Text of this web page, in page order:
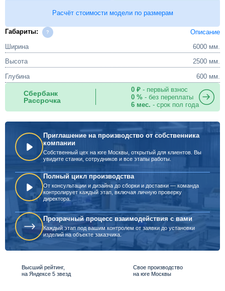
Расчёт стоимости модели по размерам
Габариты:
Описание
Ширина
6000 мм.
Высота
2500 мм.
Глубина
600 мм.
Сбербанк
Рассрочка
0 ₽- первый взнос
0 %- без переплаты
6 мес. - срок пол года
Приглашение на производство от собственника
компании
Собственный цех на юге Москвы, открытый для клиентов. Вы
увидите станки, сотрудников и все этапы работы.
Полный цикл производства
От консультации и дизайна до сборки и доставки — команда
контролирует каждый этап, включая личную проверку
директора.
Прозрачный процесс взаимодействия с вами
Каждый этап под вашим контролем от заявки до установки
изделий на объекте заказчика.
Высший рейтинг,
на Яндексе 5 звезд
Свое производство
на юге Москвы